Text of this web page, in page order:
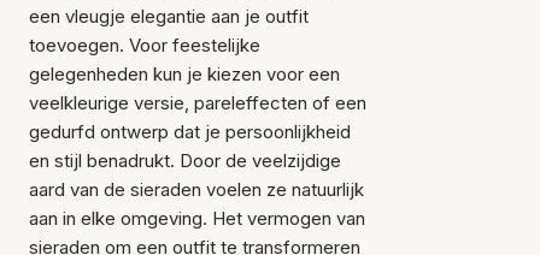
een vleugje elegantie aan je outfit
toevoegen. Voor feestelijke
gelegenheden kun je kiezen voor een
veelkleurige versie, pareleffecten of een
gedurfd ontwerp dat je persoonlijkheid
en stijl benadrukt. Door de veelzijdige
aard van de sieraden voelen ze natuurlijk
aan in elke omgeving. Het vermogen van
sieraden om een outfit te transformeren